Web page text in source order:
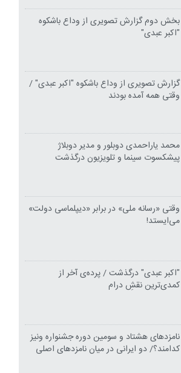
بخش دوم گزارش تصویری از وداع باشکوه
"اکبر عبدی"
گزارش تصویری از وداع باشکوه "اکبر عبدی" /
وقتی همه آمده بودند
محمد یاراحمدی دوبلور و مدیر دوبلاژ
پیشکسوت سینما و تلویزیون درگذشت
وقتی «رسانه ملی» در برابر «دیپلماسی دولت»
می‌ایستد!
"اکبر عبدی" درگذشت / پرده‌ی آخر از
کمدی‌ترین نقشِ درام
نامزدهای هشتاد و سومین دوره جشنواره ونیز
کدامند؟/ دو ایرانی در میان نامزدهای اصلی